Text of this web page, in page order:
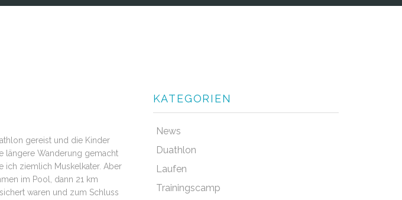
gereist und die Kinder
längere Wanderung gemacht
ich ziemlich Muskelkater. Aber
im Pool, dann 21 km
waren und zum Schluss
KATEGORIEN
News
Duathlon
Laufen
Trainingscamp